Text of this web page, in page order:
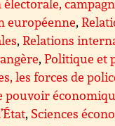
européenne,
,Relations
,Politique et
les forces de
pouvoir
, Sciences